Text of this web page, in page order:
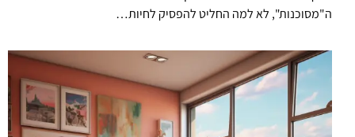
ה"מסוכנות", לא למה החליט להפסיק לחיות…